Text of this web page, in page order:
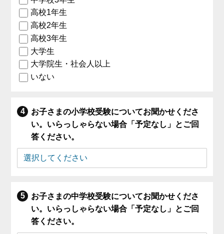
高校1年生
高校2年生
高校3年生
大学生
大学院生・社会人以上
いない
お子さまの小学校受験についてお聞かせくださ
い。いらっしゃらない場合「予定なし」とご回
答ください。
お子さまの中学校受験についてお聞かせくださ
い。いらっしゃらない場合「予定なし」とご回
答ください。